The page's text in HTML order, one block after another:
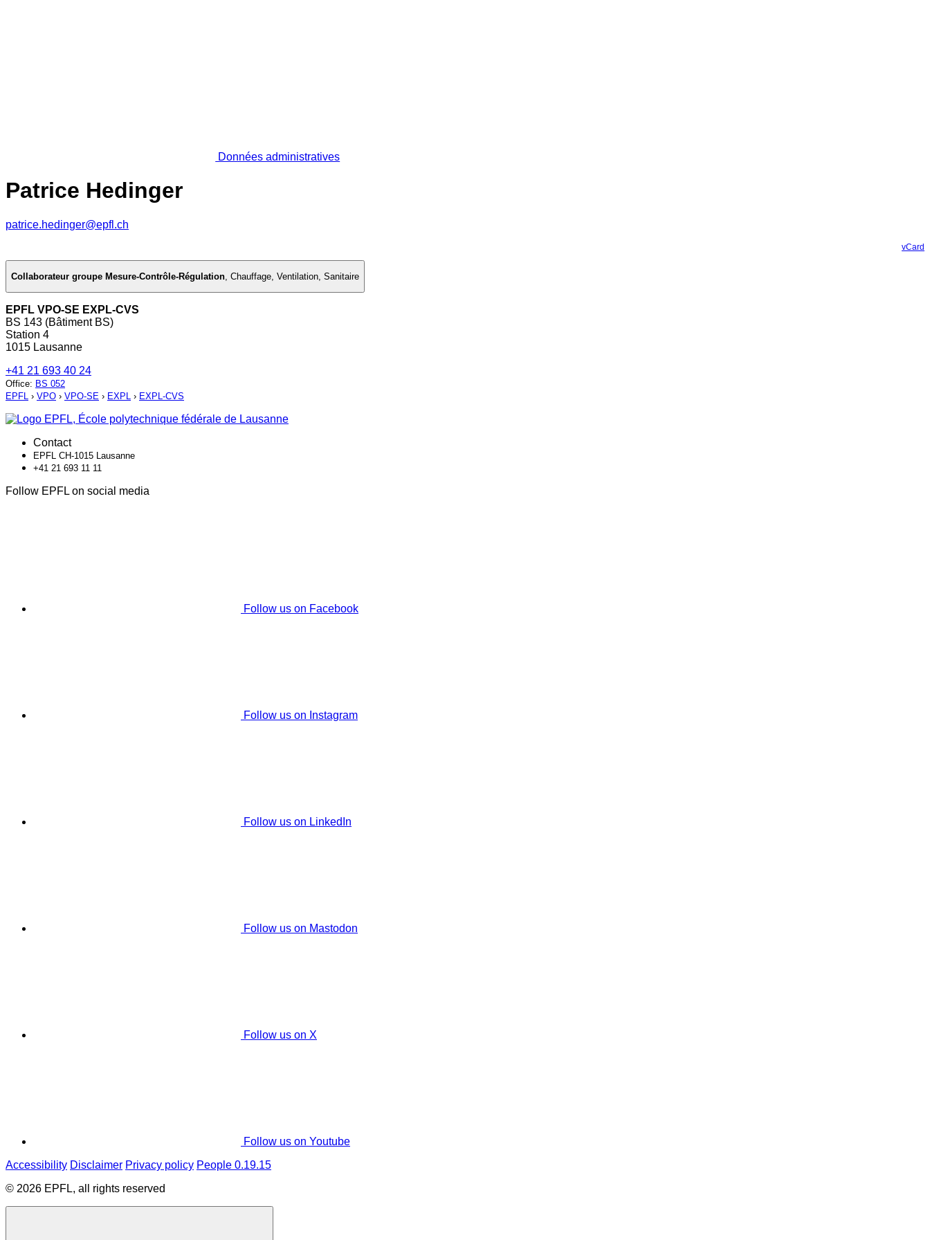
Données administratives
Patrice Hedinger
patrice.hedinger@epfl.ch
vCard
Collaborateur groupe Mesure-Contrôle-Régulation, Chauffage, Ventilation, Sanitaire
EPFL VPO-SE EXPL-CVS
BS 143 (Bâtiment BS)
Station 4
1015 Lausanne
+41 21 693 40 24
Office: BS 052
EPFL › VPO › VPO-SE › EXPL › EXPL-CVS
Contact
EPFL CH-1015 Lausanne
+41 21 693 11 11
Follow EPFL on social media
Follow us on Facebook
Follow us on Instagram
Follow us on LinkedIn
Follow us on Mastodon
Follow us on X
Follow us on Youtube
Accessibility Disclaimer Privacy policy People 0.19.15
© 2026 EPFL, all rights reserved